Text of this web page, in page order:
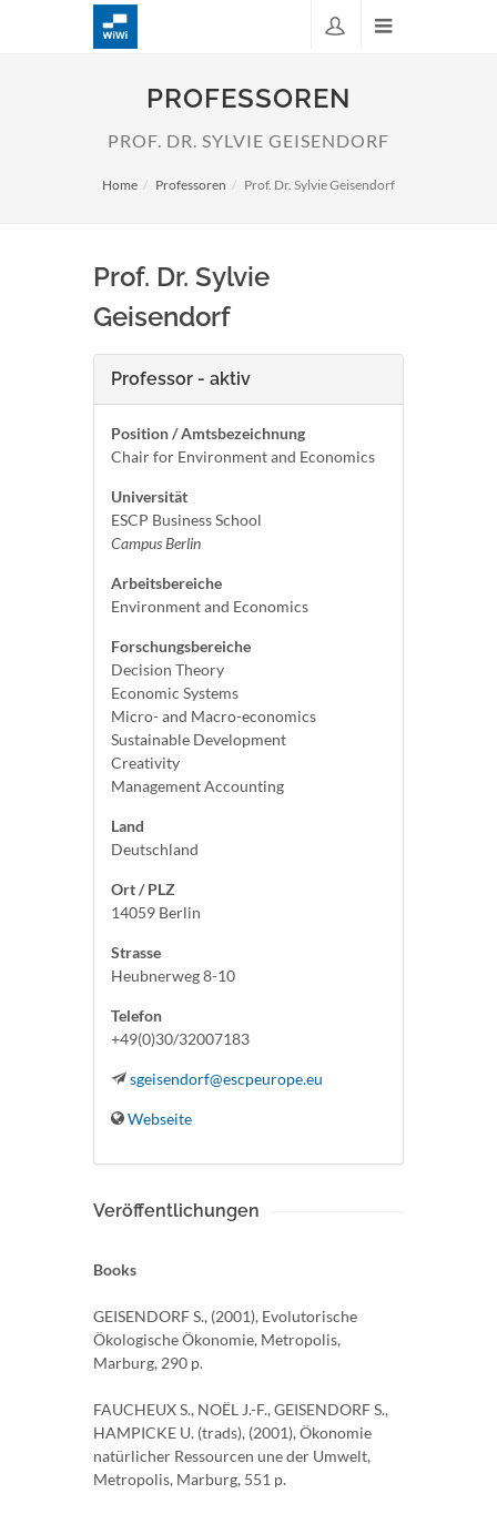
PROFESSOREN
PROF. DR. SYLVIE GEISENDORF
Home Professoren Prof. Dr. Sylvie Geisendorf
Prof. Dr. Sylvie
Geisendorf
Professor - aktiv
Position / Amtsbezeichnung
Chair for Environment and Economics
Universität
ESCP Business School
Campus Berlin
Arbeitsbereiche
Environment and Economics
Forschungsbereiche
Decision Theory
Economic Systems
Micro- and Macro-economics
Sustainable Development
Creativity
Management Accounting
Land
Deutschland
Ort / PLZ
14059 Berlin
Strasse
Heubnerweg 8-10
Telefon
+49(0)30/32007183
sgeisendorf@escpeurope.eu
Webseite
Veröffentlichungen
Books
GEISENDORF S., (2001), Evolutorische
Ökologische Ökonomie, Metropolis,
Marburg, 290 p.
FAUCHEUX S., NOËL J.-F., GEISENDORF S.,
HAMPICKE U. (trads), (2001), Ökonomie
natürlicher Ressourcen une der Umwelt,
Metropolis, Marburg, 551 p.